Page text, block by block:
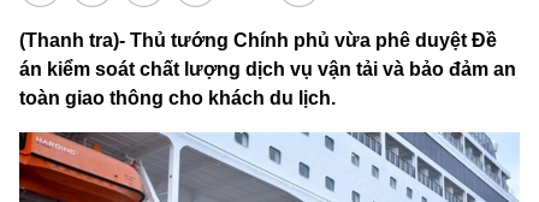
(Thanh tra)- Thủ tướng Chính phủ vừa phê duyệt Đề
án kiểm soát chất lượng dịch vụ vận tải và bảo đảm an
toàn giao thông cho khách du lịch.